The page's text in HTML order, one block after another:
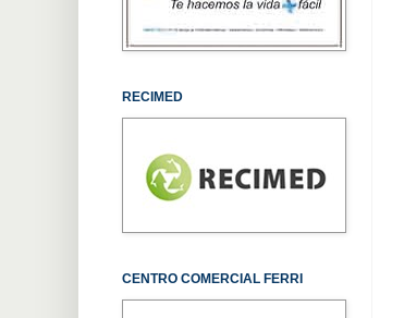
RECIMED
CENTRO COMERCIAL FERRI